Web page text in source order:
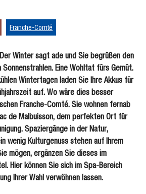
Franche-Comté
Winter sagt ade und Sie begrüßen den
Eine Wohltat fürs Gemüt.
Wintertagen laden Sie Ihre Akkus für
auf. Wo wäre dies besser
Franche-Comté. Sie wohnen fernab
de Malbuisson, dem perfekten Ort für
Spaziergänge in der Natur,
wenig Kulturgenuss stehen auf Ihrem
mögen, ergänzen Sie dieses im
Hier können Sie sich im Spa-Bereich
Ihrer Wahl verwöhnen lassen.